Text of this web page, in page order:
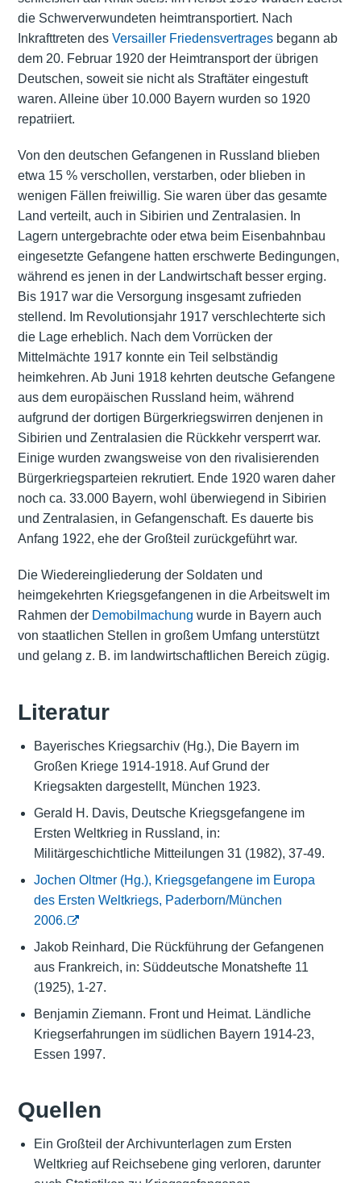
die Schwerverwundeten heimtransportiert. Nach
Inkrafttreten des Versailler Friedensvertragesbegann ab
dem 20. Februar 1920 der Heimtransport der übrigen
Deutschen, soweit sie nicht als Straftäter eingestuft
waren. Alleine über 10.000 Bayern wurden so 1920
repatriiert.
Von den deutschen Gefangenen in Russland blieben
etwa 15 % verschollen, verstarben, oder blieben in
wenigen Fällen freiwillig. Sie waren über das gesamte
Land verteilt, auch in Sibirien und Zentralasien. In
Lagern untergebrachte oder etwa beim Eisenbahnbau
eingesetzte Gefangene hatten erschwerte Bedingungen,
während es jenen in der Landwirtschaft besser erging.
Bis 1917 war die Versorgung insgesamt zufrieden
stellend. Im Revolutionsjahr 1917 verschlechterte sich
die Lage erheblich. Nach dem Vorrücken der
Mittelmächte 1917 konnte ein Teil selbständig
heimkehren. Ab Juni 1918 kehrten deutsche Gefangene
aus dem europäischen Russland heim, während
aufgrund der dortigen Bürgerkriegswirren denjenen in
Sibirien und Zentralasien die Rückkehr versperrt war.
Einige wurden zwangsweise von den rivalisierenden
Bürgerkriegsparteien rekrutiert. Ende 1920 waren daher
noch ca. 33.000 Bayern, wohl überwiegend in Sibirien
und Zentralasien, in Gefangenschaft. Es dauerte bis
Anfang 1922, ehe der Großteil zurückgeführt war.
Die Wiedereingliederung der Soldaten und
heimgekehrten Kriegsgefangenen in die Arbeitswelt im
Rahmen der Demobilmachung wurde in Bayern auch
von staatlichen Stellen in großem Umfang unterstützt
und gelang z. B. im landwirtschaftlichen Bereich zügig.
Literatur
Bayerisches Kriegsarchiv (Hg.), Die Bayern im
Großen Kriege 1914-1918. Auf Grund der
Kriegsakten dargestellt, München 1923.
Gerald H. Davis, Deutsche Kriegsgefangene im
Ersten Weltkrieg in Russland, in:
Militärgeschichtliche Mitteilungen 31 (1982), 37-49.
Jochen Oltmer (Hg.), Kriegsgefangene im Europa
des Ersten Weltkriegs, Paderborn/München
2006.
Jakob Reinhard, Die Rückführung der Gefangenen
aus Frankreich, in: Süddeutsche Monatshefte 11
(1925), 1-27.
Benjamin Ziemann. Front und Heimat. Ländliche
Kriegserfahrungen im südlichen Bayern 1914-23,
Essen 1997.
Quellen
Ein Großteil der Archivunterlagen zum Ersten
Weltkrieg auf Reichsebene ging verloren, darunter